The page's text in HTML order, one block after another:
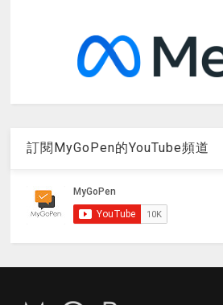
訂閱MyGoPen的YouTube頻道